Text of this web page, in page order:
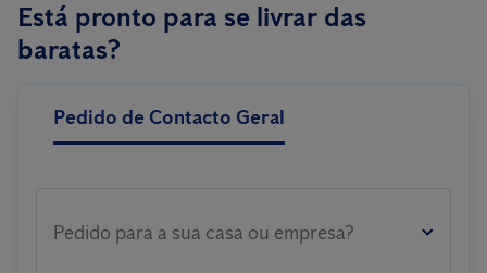
Está pronto para se livrar das
baratas?
Pedido de Contacto Geral
Pedido para a sua casa ou empresa?